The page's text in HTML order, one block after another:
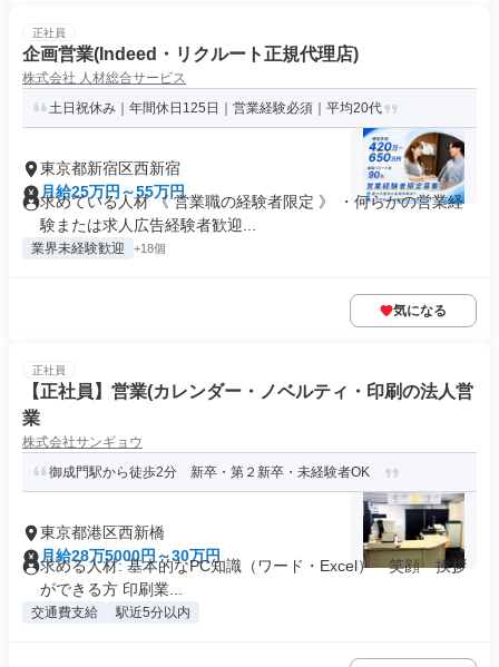
正社員
企画営業(Indeed・リクルート正規代理店)
株式会社 人材総合サービス
土日祝休み｜年間休日125日｜営業経験必須｜平均20代
東京都新宿区西新宿
月給25万円～55万円
求めている人材 《 営業職の経験者限定 》 ・何らかの営業経
験または求人広告経験者歓迎...
業界未経験歓迎 +18個
気になる
正社員
【正社員】営業(カレンダー・ノベルティ・印刷の法人営
業
株式会社サンギョウ
御成門駅から徒歩2分 新卒・第２新卒・未経験者OK
東京都港区西新橋
月給28万5000円～30万円
求める人材: 基本的なPC知識（ワード・Excel） 笑顔 挨拶
ができる方 印刷業...
交通費支給 駅近5分以内